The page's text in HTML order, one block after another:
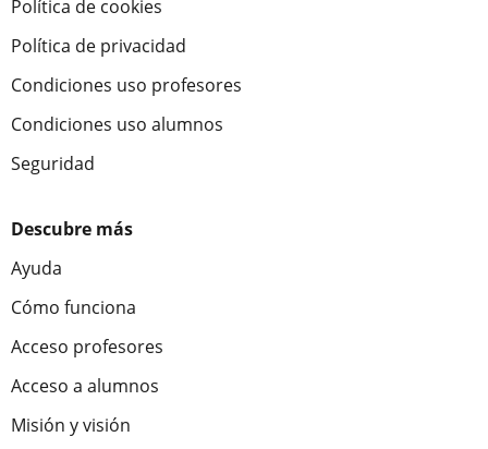
Política de cookies
Política de privacidad
Condiciones uso profesores
Condiciones uso alumnos
Seguridad
Descubre más
Ayuda
Cómo funciona
Acceso profesores
Acceso a alumnos
Misión y visión